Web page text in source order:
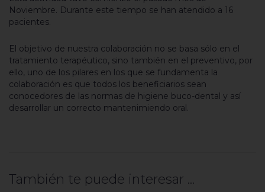
Noviembre. Durante este tiempo se han atendido a 16
pacientes.
El objetivo de nuestra colaboración no se basa sólo en el
tratamiento terapéutico, sino también en el preventivo, por
ello, uno de los pilares en los que se fundamenta la
colaboración es que todos los beneficiarios sean
conocedores de las normas de higiene buco-dental y así
desarrollar un correcto mantenimiendo oral.
También te puede interesar ...